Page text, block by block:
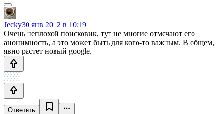
Jecky30 янв 2012 в 10:19
Очень неплохой поисковик, тут не многие отмечают его
анонимность, а это может быть для кого-то важным. В общем,
явно растет новый google.
Ответить